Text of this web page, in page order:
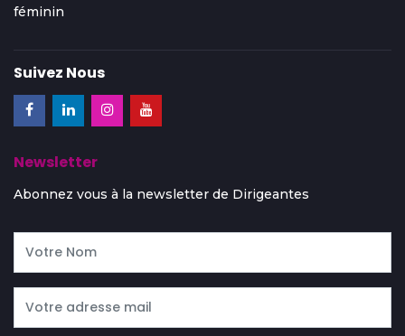
féminin
Suivez Nous
Newsletter
Abonnez vous à la newsletter de Dirigeantes